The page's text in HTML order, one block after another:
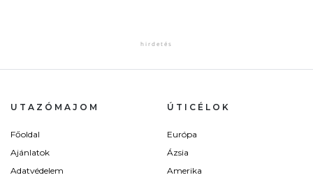
UTAZÓMAJOM
Főoldal
Ajánlatok
Adatvédelem
ÚTICÉLOK
Európa
Ázsia
Amerika